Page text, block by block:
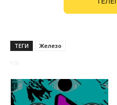
ТЕГИ Железо